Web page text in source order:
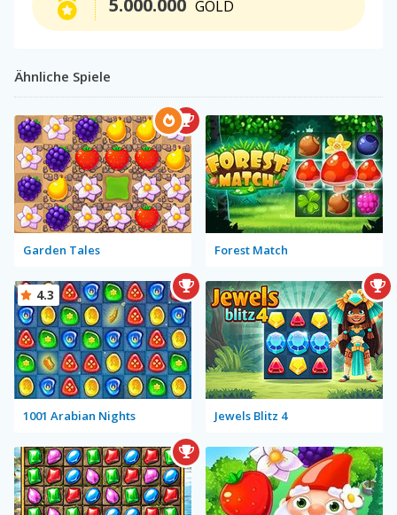
GOLD
5.000.000
Ähnliche Spiele
Garden Tales Forest Match
1001 Arabian Nights
4.3
Jewels Blitz 4